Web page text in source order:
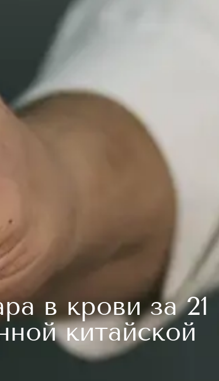
в крови за 21
китайской